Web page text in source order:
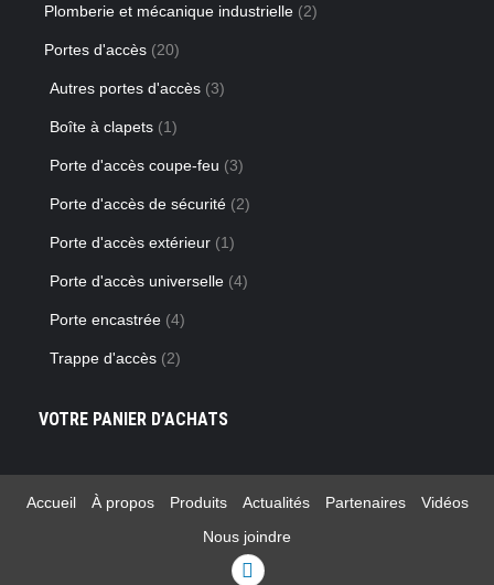
Plomberie et mécanique industrielle (2)
Portes d'accès (20)
Autres portes d'accès (3)
Boîte à clapets (1)
Porte d'accès coupe-feu (3)
Porte d'accès de sécurité (2)
Porte d'accès extérieur (1)
Porte d'accès universelle (4)
Porte encastrée (4)
Trappe d'accès (2)
VOTRE PANIER D’ACHATS
Accueil À propos Produits Actualités Partenaires
Vidéos
Nous joindre
Linkedin